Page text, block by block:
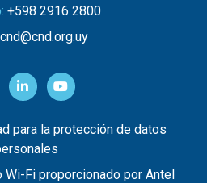
+598 2916 2800
cnd@cnd.org.uy
para la protección de datos
Wi-Fi proporcionado por Antel